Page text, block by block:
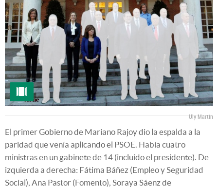
Uly Martín
El primer Gobierno de Mariano Rajoy dio la espalda a la
paridad que venía aplicando el PSOE. Había cuatro
ministras en un gabinete de 14 (incluido el presidente). De
izquierda a derecha: Fátima Báñez (Empleo y Seguridad
Social), Ana Pastor (Fomento), Soraya Sáenz de